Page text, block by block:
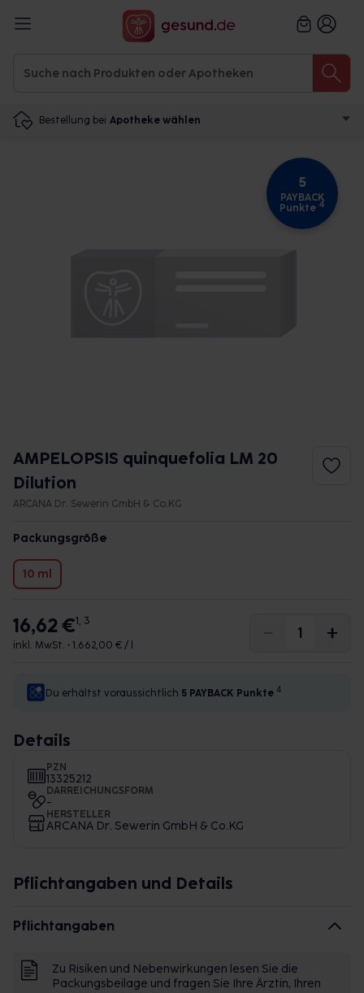
Bestellung bei Apotheke wählen
5
PAYBACK
Punkte 4
AMPELOPSIS quinquefolia LM 20
Dilution
ARCANA Dr. Sewerin GmbH & Co.KG
Packungsgröße
10 ml
16,62 €1, 3
inkl. MwSt. • 1.662,00 € / l
Du erhältst voraussichtlich 5 PAYBACK Punkte 4
Details
PZN
13325212
DARREICHUNGSFORM
-
HERSTELLER
ARCANA Dr. Sewerin GmbH & Co.KG
Pflichtangaben und Details
Pflichtangaben
Zu Risiken und Nebenwirkungen lesen Sie die
Packungsbeilage und fragen Sie Ihre Ärztin, Ihren